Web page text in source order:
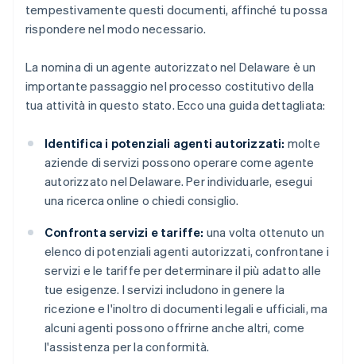
tempestivamente questi documenti, affinché tu possa
rispondere nel modo necessario.
La nomina di un agente autorizzato nel Delaware è un
importante passaggio nel processo costitutivo della
tua attività in questo stato. Ecco una guida dettagliata:
Identifica i potenziali agenti autorizzati: molte
aziende di servizi possono operare come agente
autorizzato nel Delaware. Per individuarle, esegui
una ricerca online o chiedi consiglio.
Confronta servizi e tariffe: una volta ottenuto un
elenco di potenziali agenti autorizzati, confrontane i
servizi e le tariffe per determinare il più adatto alle
tue esigenze. I servizi includono in genere la
ricezione e l'inoltro di documenti legali e ufficiali, ma
alcuni agenti possono offrirne anche altri, come
l'assistenza per la conformità.